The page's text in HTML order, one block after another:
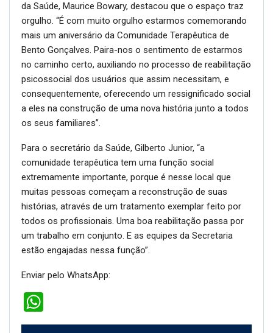
da Saúde, Maurice Bowary, destacou que o espaço traz
orgulho. “É com muito orgulho estarmos comemorando
mais um aniversário da Comunidade Terapêutica de
Bento Gonçalves. Paira-nos o sentimento de estarmos
no caminho certo, auxiliando no processo de reabilitação
psicossocial dos usuários que assim necessitam, e
consequentemente, oferecendo um ressignificado social
a eles na construção de uma nova história junto a todos
os seus familiares”.
Para o secretário da Saúde, Gilberto Junior, “a
comunidade terapêutica tem uma função social
extremamente importante, porque é nesse local que
muitas pessoas começam a reconstrução de suas
histórias, através de um tratamento exemplar feito por
todos os profissionais. Uma boa reabilitação passa por
um trabalho em conjunto. E as equipes da Secretaria
estão engajadas nessa função”.
Enviar pelo WhatsApp: